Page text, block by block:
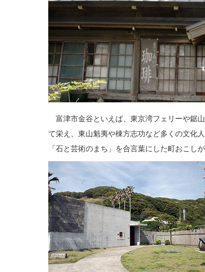
富津市金谷といえば、東京湾フェリーや鋸
て栄え、東山魁夷や棟方志功など多くの文化
「石と芸術のまち」を合言葉にした町おこし